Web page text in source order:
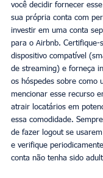
você decidir fornecer
sua própria conta com
investir em uma conta
para o Airbnb. Certifique-
dispositivo compatível
de streaming) e forneça
os hóspedes sobre como
mencionar esse recurso
atrair locatários em
essa comodidade.
de fazer logout se
e verifique
conta não tenha sido